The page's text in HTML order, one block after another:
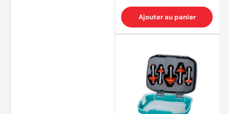
Ajouter au panier